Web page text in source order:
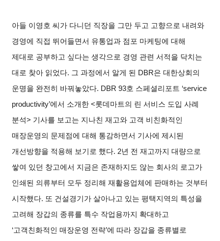
아들 이영호 씨가 다니던 직장을 그만 두고 고향으로 내려와
경영에 직접 뛰어들면서 유통업과 점포 마케팅에 대해
제대로 공부하고 싶다는 생각으로 경영 관련 서적을 닥치는
대로 찾아 읽었다. 그 과정에서 알게 된 DBR은 대한상회의
운명을 완전히 바꿔놓았다. DBR 93호 스페셜리포트 ‘service
productivity’에서 소개한 <롯데마트의 린 서비스 도입 사례
분석> 기사를 보고는 지나친 재고와 고객 비친화적인
매장운영의 문제점에 대해 통감하면서 기사에 제시된
개선방향을 적용해 보기로 했다. 2년 전 재고까지 대량으로
쌓여 있던 창고에서 지금은 존재하지도 않는 회사의 로고가
인쇄된 의류부터 모두 정리해 재활용업체에 판매하는 것부터
시작했다. 또 건설경기가 살아나고 있는 평택지역의 특성을
고려해 장갑의 종류를 특수 작업용까지 확대하고
‘고객친화적인 매장운영 전략’에 따라 장갑을 종류별로